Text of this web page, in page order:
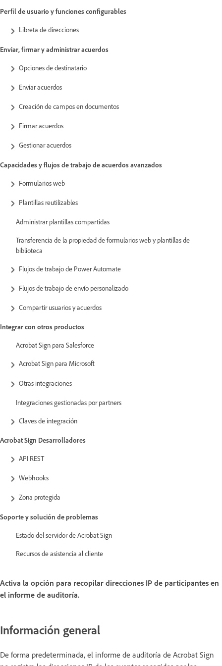
Perfil de usuario y funciones configurables
Libreta de direcciones
Enviar, firmar y administrar acuerdos
Opciones de destinatario
Enviar acuerdos
Creación de campos en documentos
Firmar acuerdos
Gestionar acuerdos
Capacidades y flujos de trabajo de acuerdos avanzados
Formularios web
Plantillas reutilizables
Administrar plantillas compartidas
Transferencia de la propiedad de formularios web y plantillas de
biblioteca
Flujos de trabajo de Power Automate
Flujos de trabajo de envío personalizado
Compartir usuarios y acuerdos
Integrar con otros productos
Acrobat Sign para Salesforce
Acrobat Sign para Microsoft
Otras integraciones
Integraciones gestionadas por partners
Claves de integración
Acrobat Sign Desarrolladores
API REST
Webhooks
Zona protegida
Soporte y solución de problemas
Estado del servidor de Acrobat Sign
Recursos de asistencia al cliente
Activa la opción para recopilar direcciones IP de participantes en
el informe de auditoría.
Información general
De forma predeterminada, el informe de auditoría de Acrobat Sign